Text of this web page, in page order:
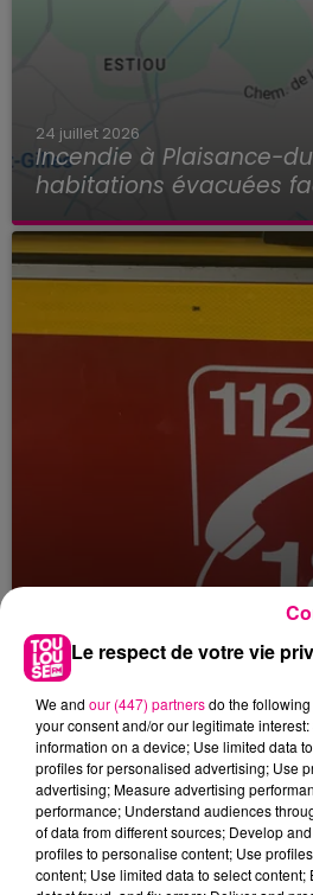
24 juillet 2026
Incendie à Plaisance-
habitations évacuées
23 juillet 2026
Violent incendie au
Le respect de votre vie
We and our (447) partnersdo the
your consent and/or our legitimate
information on a device; Use limited data
profiles for personalised advertising; Use
advertising; Measure advertising
performance; Understand audiences
of data from different sources; Develop
profiles to personalise content; Use
content; Use limited data to select content;